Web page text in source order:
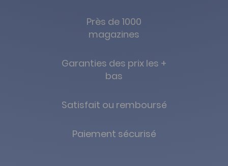
Près de 1000
magazines
Garanties des prix les +
bas
Satisfait ou remboursé
Paiement sécurisé